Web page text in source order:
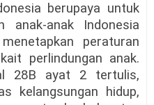
berupaya untuk
anak-anak Indonesia
peraturan
perlindungan anak.
28B ayat 2 tertulis,
kelangsungan hidup,